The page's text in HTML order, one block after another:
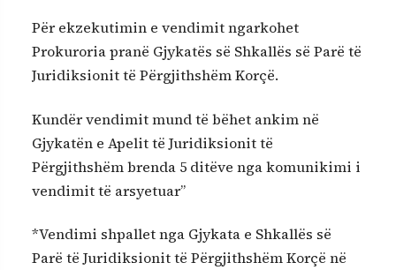
Për ekzekutimin e vendimit ngarkohet
Prokuroria pranë Gjykatës së Shkallës së Parë të
Juridiksionit të Përgjithshëm Korçë.
Kundër vendimit mund të bëhet ankim në
Gjykatën e Apelit të Juridiksionit të
Përgjithshëm brenda 5 ditëve nga komunikimi i
vendimit të arsyetuar”
*Vendimi shpallet nga Gjykata e Shkallës së
Parë të Juridiksionit të Përgjithshëm Korçë në